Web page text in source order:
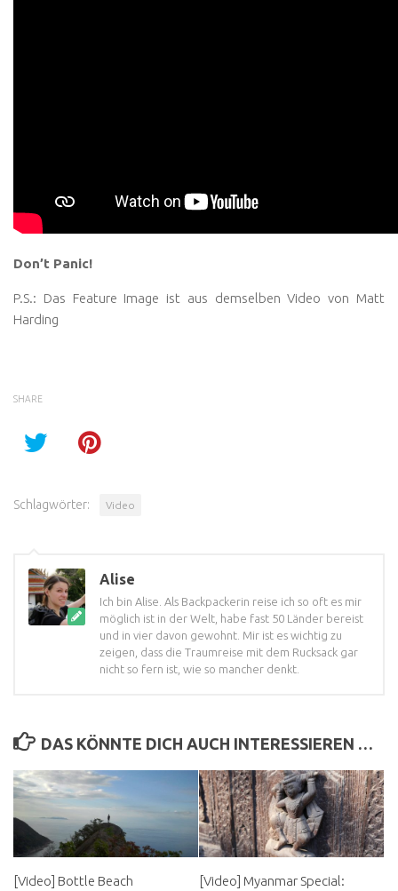
Don’t Panic!
P.S.: Das Feature Image ist aus demselben Video von Matt
Harding
SHARE
Schlagwörter: Video
Alise
Ich bin Alise. Als Backpackerin reise ich so oft es mir
möglich ist in der Welt, habe fast 50 Länder bereist
und in vier davon gewohnt. Mir ist es wichtig zu
zeigen, dass die Traumreise mit dem Rucksack gar
nicht so fern ist, wie so mancher denkt.
DAS KÖNNTE DICH AUCH INTERESSIEREN …
[Video] Bottle Beach
[Video] Myanmar Special: